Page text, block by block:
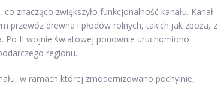
znacząco zwiększyło funkcjonalność kanału. Kanał
przewóz drewna i płodów rolnych, takich jak zboża, z
Po II wojnie światowej ponownie uruchomiono
regionu.
w ramach której zmodernizowano pochylnie,